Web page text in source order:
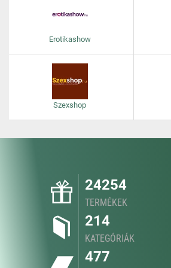
Erotikashow
Szexshop
24254
TERMÉKEK
214
KATEGÓRIÁK
477